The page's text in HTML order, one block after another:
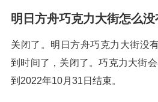
明日方舟巧克力大街怎么没
关闭了。明日方舟巧克力大街没
到时间了，关闭了。巧克力大街
到2022年10月31日结束。